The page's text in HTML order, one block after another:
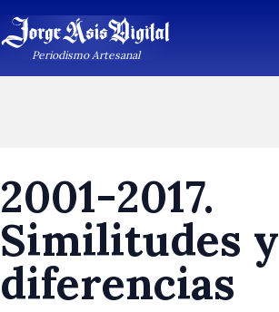
Periodismo Artesanal
2001-2017.
Similitudes y
diferencias